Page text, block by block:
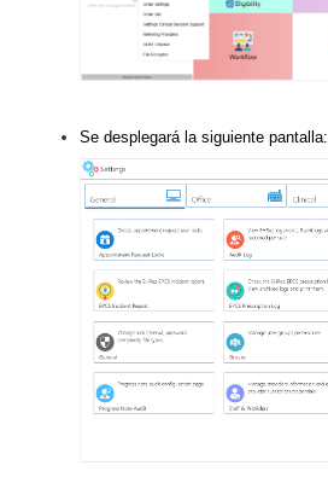
Se desplegará la siguiente pantalla: